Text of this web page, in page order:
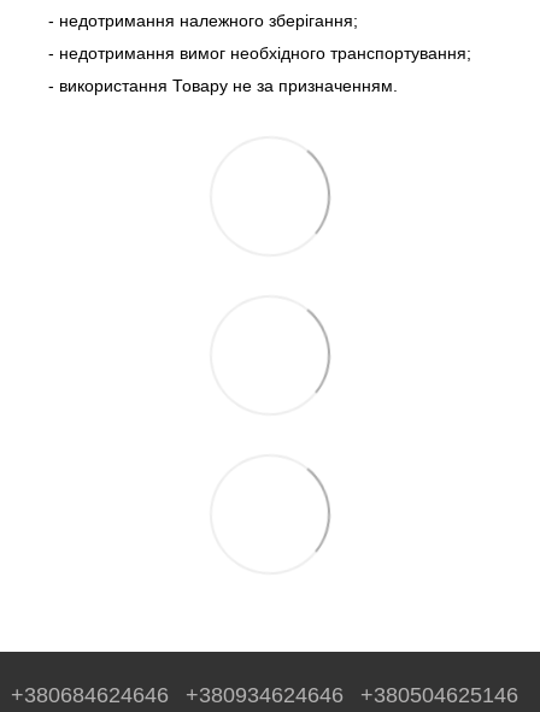
- недотримання належного зберігання;
- недотримання вимог необхідного транспортування;
- використання Товару не за призначенням.
+380684624646 +380934624646 +380504625146